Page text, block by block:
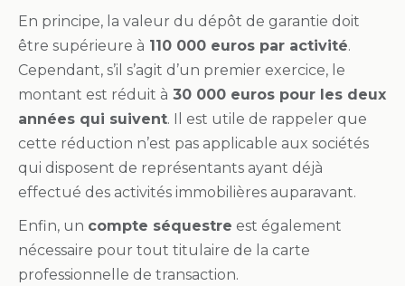
En principe, la valeur du dépôt de garantie doit
être supérieure à 110 000 euros par activité.
Cependant, s’il s’agit d’un premier exercice, le
montant est réduit à 30 000 euros pour les deux
années qui suivent. Il est utile de rappeler que
cette réduction n’est pas applicable aux sociétés
qui disposent de représentants ayant déjà
effectué des activités immobilières auparavant.
Enfin, un compte séquestre est également
nécessaire pour tout titulaire de la carte
professionnelle de transaction.